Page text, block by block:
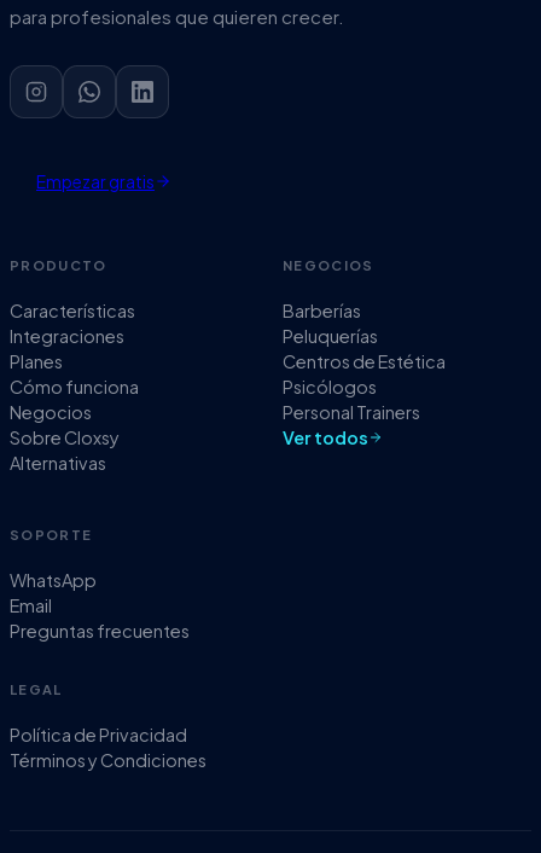
para profesionales que quieren crecer.
Empezar gratis
PRODUCTO
Características
Integraciones
Planes
Cómo funciona
Negocios
Sobre Cloxsy
Alternativas
NEGOCIOS
Barberías
Peluquerías
Centros de Estética
Psicólogos
Personal Trainers
Ver todos
SOPORTE
WhatsApp
Email
Preguntas frecuentes
LEGAL
Política de Privacidad
Términos y Condiciones